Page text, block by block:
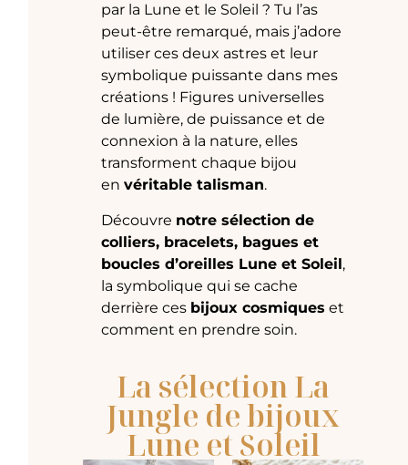
par la Lune et le Soleil ? Tu l’as
peut-être remarqué, mais j’adore
utiliser ces deux astres et leur
symbolique puissante dans mes
créations ! Figures universelles
de lumière, de puissance et de
connexion à la nature, elles
transforment chaque bijou
envéritable talisman.
Découvre notre sélection de
colliers, bracelets, bagues et
boucles d’oreilles Lune et Soleil,
la symbolique qui se cache
derrière ces bijoux cosmiques et
comment en prendre soin.
La sélection La
Jungle de bijoux
Lune et Soleil